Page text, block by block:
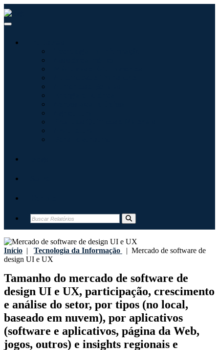
Início | Tecnologia da Informação | Mercado de software de
design UI e UX
Tamanho do mercado de software de
design UI e UX, participação, crescimento
e análise do setor, por tipos (no local,
baseado em nuvem), por aplicativos
(software e aplicativos, página da Web,
jogos, outros) e insights regionais e